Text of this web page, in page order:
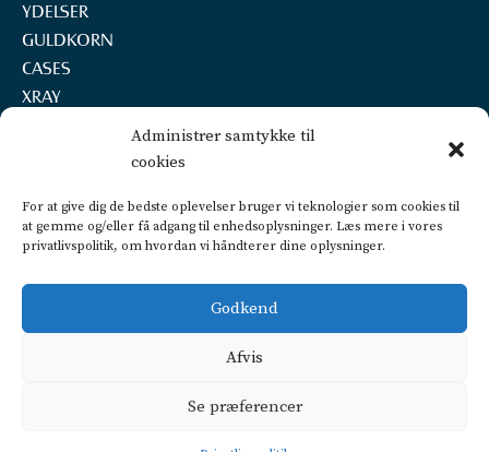
Administrer samtykke til
cookies
For at give dig de bedste oplevelser bruger vi teknologier som cookies til
at gemme og/eller få adgang til enhedsoplysninger. Læs mere i vores
privatlivspolitik, om hvordan vi håndterer dine oplysninger.
Godkend
Afvis
Se præferencer
YDELSER
GULDKORN
CASES
XRAY
REKRUTTERING
LAKESIDE A/S
Marselisborg Havnevej 22, 2.th.
8000 Aarhus C
info@lakeside.dk